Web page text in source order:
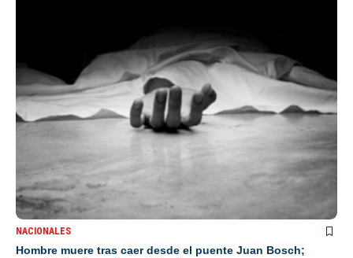
NACIONALES
Hombre muere tras caer desde el puente Juan Bosch;